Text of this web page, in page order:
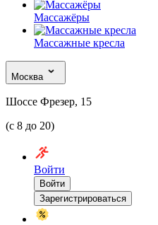
Массажёры
Массажные кресла
Москва
Шоссе Фрезер, 15
(с 8 до 20)
Войти
Войти
Зарегистрироваться